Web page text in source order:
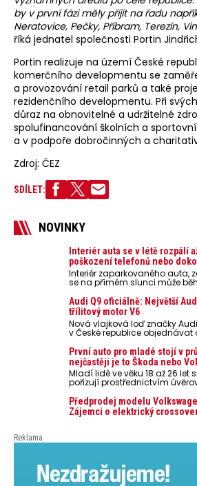
by v první fázi měly přijít na řadu
Neratovice, Pečky, Příbram, Terezín,
říká jednatel společnosti Portin
Portin realizuje na území České
komerčního developmentu se
a provozování retail parků a také
rezidenčního developmentu. Při
důraz na obnovitelné a udržitelné
spolufinancování školních a
a v podpoře dobročinných a
Zdroj: ČEZ
SDÍLET:
NOVINKY
Interiér auta se v létě rozpálí
poškození telefonů nebo
Interiér zaparkovaného auta,
se na přímém slunci může
nebezpečí pro odložené
nebo notebooky. Můžou
poškodit elektroniku a ve
zvýšit riziko požáru.
Audi Q9 oficiálně: Největší
třílitový motor V6
Nová vlajková loď značky
v České republice
První auto pro mladé stojí v
nejčastěji je to Škoda nebo
Mladí lidé ve věku 18 až 26 let
pořizují prostřednictvím
auto. Průměrná pořizovací
tisíc korun a průměrná
přesahuje 251 tisíc korun.
Předprodej modelu
Zájemci o elektrický
Reklama